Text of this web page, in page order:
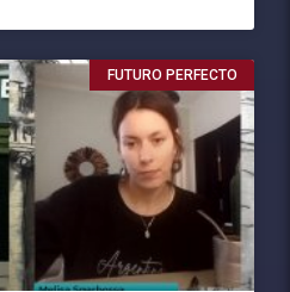
FUTURO PERFECTO